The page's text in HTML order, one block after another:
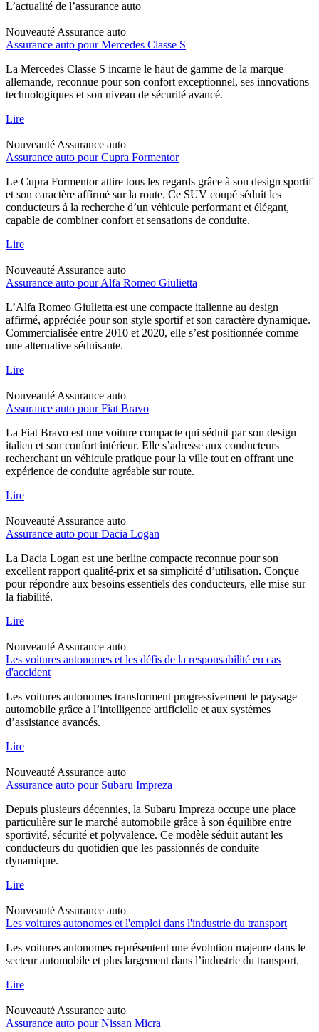
L’actualité de l’assurance auto
Nouveauté Assurance auto
Assurance auto pour Mercedes Classe S
La Mercedes Classe S incarne le haut de gamme de la marque
allemande, reconnue pour son confort exceptionnel, ses innovations
technologiques et son niveau de sécurité avancé.
Lire
Nouveauté Assurance auto
Assurance auto pour Cupra Formentor
Le Cupra Formentor attire tous les regards grâce à son design sportif
et son caractère affirmé sur la route. Ce SUV coupé séduit les
conducteurs à la recherche d’un véhicule performant et élégant,
capable de combiner confort et sensations de conduite.
Lire
Nouveauté Assurance auto
Assurance auto pour Alfa Romeo Giulietta
L’Alfa Romeo Giulietta est une compacte italienne au design
affirmé, appréciée pour son style sportif et son caractère dynamique.
Commercialisée entre 2010 et 2020, elle s’est positionnée comme
une alternative séduisante.
Lire
Nouveauté Assurance auto
Assurance auto pour Fiat Bravo
La Fiat Bravo est une voiture compacte qui séduit par son design
italien et son confort intérieur. Elle s’adresse aux conducteurs
recherchant un véhicule pratique pour la ville tout en offrant une
expérience de conduite agréable sur route.
Lire
Nouveauté Assurance auto
Assurance auto pour Dacia Logan
La Dacia Logan est une berline compacte reconnue pour son
excellent rapport qualité-prix et sa simplicité d’utilisation. Conçue
pour répondre aux besoins essentiels des conducteurs, elle mise sur
la fiabilité.
Lire
Nouveauté Assurance auto
Les voitures autonomes et les défis de la responsabilité en cas
d'accident
Les voitures autonomes transforment progressivement le paysage
automobile grâce à l’intelligence artificielle et aux systèmes
d’assistance avancés.
Lire
Nouveauté Assurance auto
Assurance auto pour Subaru Impreza
Depuis plusieurs décennies, la Subaru Impreza occupe une place
particulière sur le marché automobile grâce à son équilibre entre
sportivité, sécurité et polyvalence. Ce modèle séduit autant les
conducteurs du quotidien que les passionnés de conduite
dynamique.
Lire
Nouveauté Assurance auto
Les voitures autonomes et l'emploi dans l'industrie du transport
Les voitures autonomes représentent une évolution majeure dans le
secteur automobile et plus largement dans l’industrie du transport.
Lire
Nouveauté Assurance auto
Assurance auto pour Nissan Micra